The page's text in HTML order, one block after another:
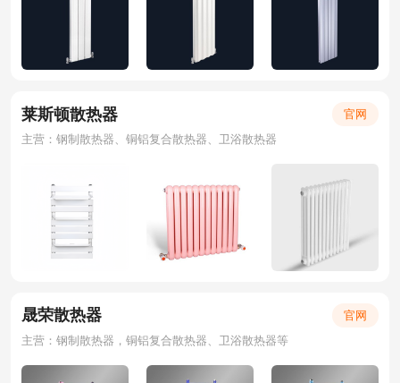
莱斯顿散热器
官网
主营：钢制散热器、铜铝复合散热器、卫浴散热器
晟荣散热器
官网
主营：钢制散热器，铜铝复合散热器、卫浴散热器等